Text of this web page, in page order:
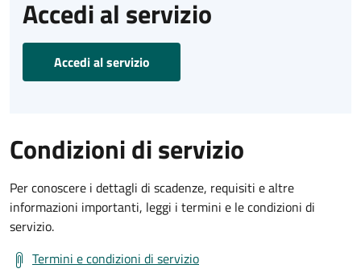
Accedi al servizio
Accedi al servizio
Condizioni di servizio
Per conoscere i dettagli di scadenze, requisiti e altre
informazioni importanti, leggi i termini e le condizioni di
servizio.
Termini e condizioni di servizio